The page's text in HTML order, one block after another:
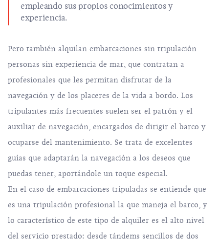
empleando sus propios conocimientos y
experiencia.
Pero también alquilan embarcaciones sin tripulación
personas sin experiencia de mar, que contratan a
profesionales que les permitan disfrutar de la
navegación y de los placeres de la vida a bordo. Los
tripulantes más frecuentes suelen ser el patrón y el
auxiliar de navegación, encargados de dirigir el barco y
ocuparse del mantenimiento. Se trata de excelentes
guías que adaptarán la navegación a los deseos que
puedas tener, aportándole un toque especial.
En el caso de embarcaciones tripuladas se entiende que
es una tripulación profesional la que maneja el barco, y
lo característico de este tipo de alquiler es el alto nivel
del servicio prestado: desde tándems sencillos de dos